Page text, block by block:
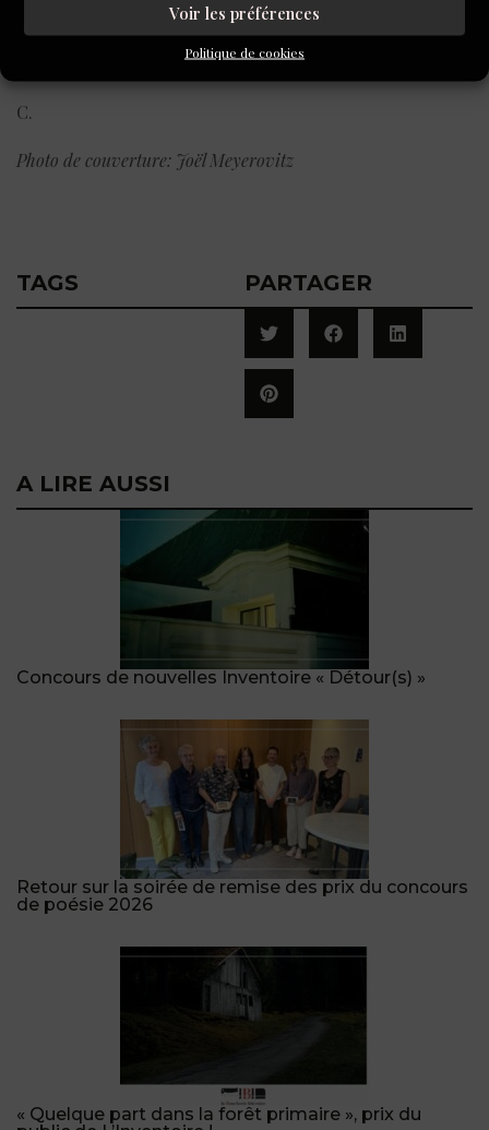
Voir les préférences
Politique de cookies
Vous pouvez tout garder.
C.
Photo de couverture: Joël Meyerovitz
TAGS PARTAGER
A LIRE AUSSI
Concours de nouvelles Inventoire « Détour(s) »
Retour sur la soirée de remise des prix du concours
de poésie 2026
« Quelque part dans la forêt primaire », prix du